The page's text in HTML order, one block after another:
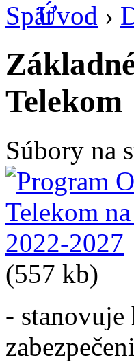
Úvod ›
Telekom
Súbory na
(557 kb)
- stanovuje